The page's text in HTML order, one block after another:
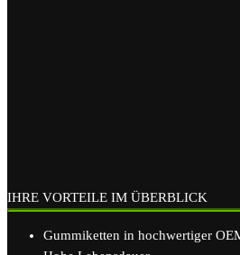
IHRE VORTEILE IM ÜBERBLICK
Gummiketten in hochwertiger